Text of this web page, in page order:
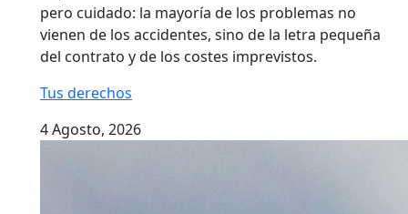
pero cuidado: la mayoría de los problemas no
vienen de los accidentes, sino de la letra pequeña
del contrato y de los costes imprevistos.
Tus derechos
4 Agosto, 2026